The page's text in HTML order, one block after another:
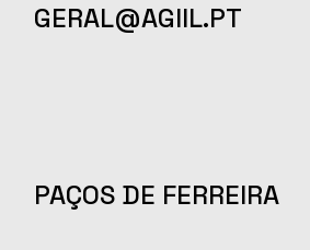
GERAL@AGIIL.PT
PAÇOS DE FERREIRA